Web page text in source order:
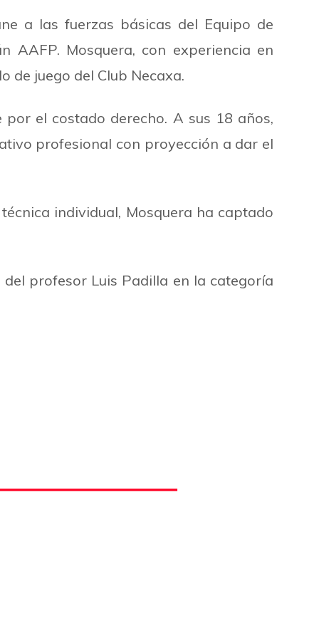
a las fuerzas básicas del Equipo de
AAFP. Mosquera, con experiencia en
de juego del Club Necaxa.
el costado derecho. A sus 18 años,
profesional con proyección a dar el
individual, Mosquera ha captado
profesor Luis Padilla en la categoría